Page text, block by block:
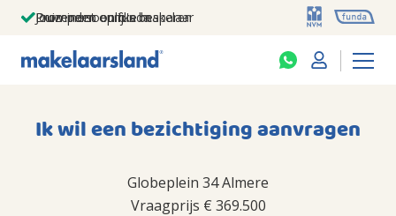
Jouw persoonlijke makelaar
Duizenden euro's besparen
Prominent op funda
Ik wil een bezichtiging aanvragen
Globeplein 34 Almere
Vraagprijs € 369.500